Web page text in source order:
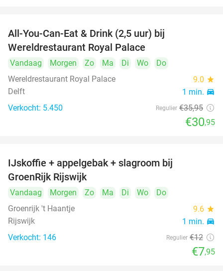
All-You-Can-Eat & Drink (2,5 uur) bij
Wereldrestaurant Royal Palace
Vandaag Morgen Zo Ma Di Wo
Do
Wereldrestaurant Royal Palace
9.0 star
Delft 1 min. directions_car
Verkocht: 5.450 Regulier €35,95
€30,95
IJskoffie + appelgebak + slagroom bij
GroenRijk Rijswijk
Vandaag Morgen Zo Ma Di Wo
Do
Groenrijk 't Haantje
9.6 star
Rijswijk 1 min. directions_car
Verkocht: 146 Regulier €12
€7,95